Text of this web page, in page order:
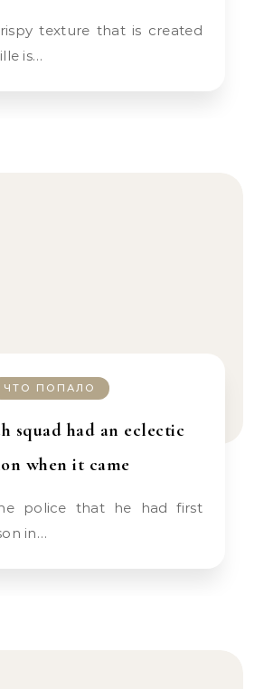
is…
ЧТО ПОПАЛО
squad had an eclectic
when it came
in…